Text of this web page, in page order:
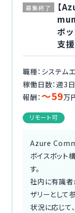
募集終了
【
ボ
支
職種：システム
稼働日数：週3日
報酬： 〜59万
リモート可
Azure
ボイスボット
す。
社内に有識者
ザリーとして
状況に応じて